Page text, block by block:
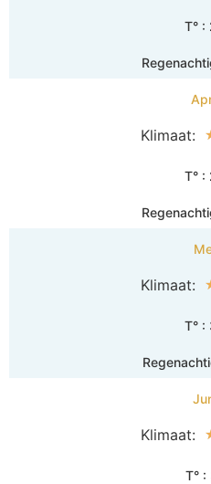
T° :
Klimaat:
T° :
Klimaat:
T° :
Klimaat:
T° :